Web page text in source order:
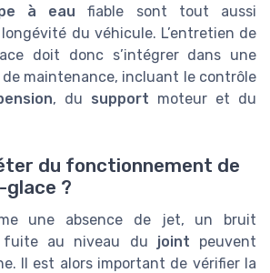
à eau fiable sont tout aussi
du véhicule. L’entretien de
doit donc s’intégrer dans une
de maintenance, incluant le contrôle
, du support moteur et du
du fonctionnement de
glace ?
une absence de jet, un bruit
fuite au niveau du joint peuvent
Il est alors important de vérifier la